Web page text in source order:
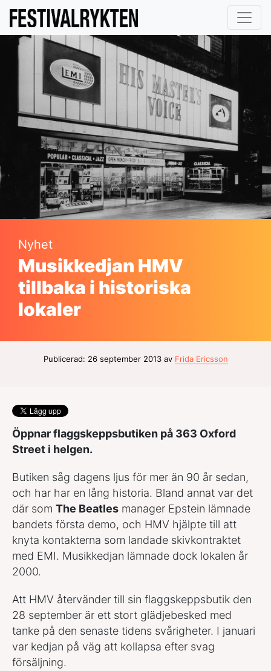
Nyhet
Musikkedjan HMV
tillbaka i historiska
lokaler
Publicerad: 26 september 2013 av Frida Ericsson
Öppnar flaggskeppsbutiken på 363 Oxford
Street i helgen.
Butiken såg dagens ljus för mer än 90 år sedan,
och har har en lång historia. Bland annat var det
där som The Beatles manager Epstein lämnade
bandets första demo, och HMV hjälpte till att
knyta kontakterna som landade skivkontraktet
med EMI. Musikkedjan lämnade dock lokalen år
2000.
Att HMV återvänder till sin flaggskeppsbutik den
28 september är ett stort glädjebesked med
tanke på den senaste tidens svårigheter. I januari
var kedjan på väg att kollapsa efter svag
försäljning.